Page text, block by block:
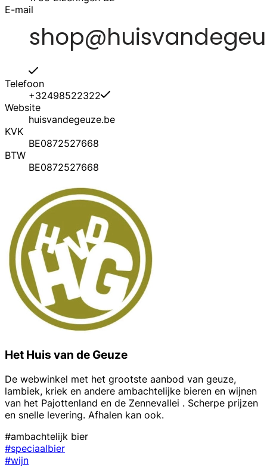
E-mail
Telefoon
+32498522322
Website
huisvandegeuze.be
KVK
BE0872527668
BTW
BE0872527668
Het Huis van de Geuze
De webwinkel met het grootste aanbod van geuze,
lambiek, kriek en andere ambachtelijke bieren en wijnen
van het Pajottenland en de Zennevallei . Scherpe prijzen
en snelle levering. Afhalen kan ook.
#ambachtelijk bier
#speciaalbier
#wijn